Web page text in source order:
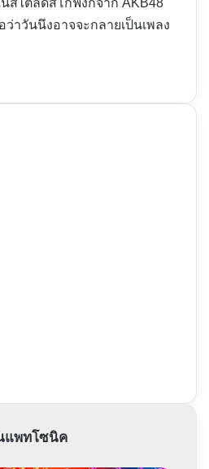
นสไตล์ดิสโก้ฟังกี้จาก AKB48
ว่าวันนึงอาจจะกลายเป็นเพลง
แพทโซนิค